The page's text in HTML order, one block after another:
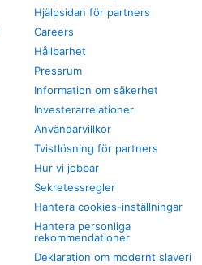
Hjälpsidan för partners
Careers
Hållbarhet
Pressrum
Information om säkerhet
Investerarrelationer
Användarvillkor
Tvistlösning för partners
Hur vi jobbar
Sekretessregler
Hantera cookies-inställningar
Hantera personliga
rekommendationer
Deklaration om modernt slaveri